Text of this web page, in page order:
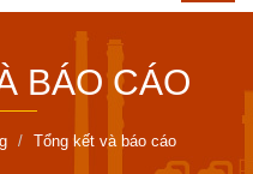
BÁO CÁO
Tổng kết và báo cáo